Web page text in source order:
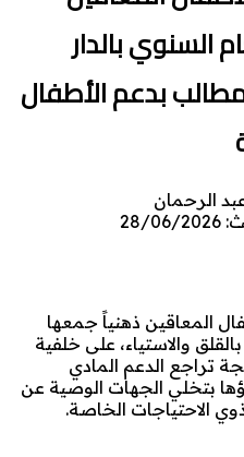
السنوي بالدار
بدعم الأطفال
الرحمان
المعاقين ذهنياً جمعها
والاستياء، على خلفية
تراجع الدعم المادي
بتخلي الجهات الوصية عن
الاحتياجات الخاصة.